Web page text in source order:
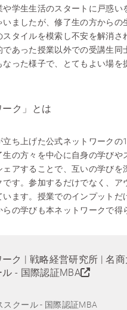
や学生生活のスタートに戸惑い
いましたが、修了生の方からの
スタイルを模索し不安を解消さ
あった授業以外での受講生同
った様子で、とてもよい場を
ーク」とは
ち上げた公式ネットワークの1
の方々を中心に自身の学びや
アすることで、互いの学びを
す。参加するだけでなく、ア
います。授業でのインプットだ
の学びも本ネットワークで得
ク | 戦略経営研究所 | 名
- 国際認証MBA
スクール - 国際認証MBA